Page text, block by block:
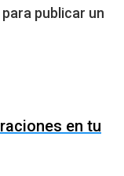
para publicar un
en tu